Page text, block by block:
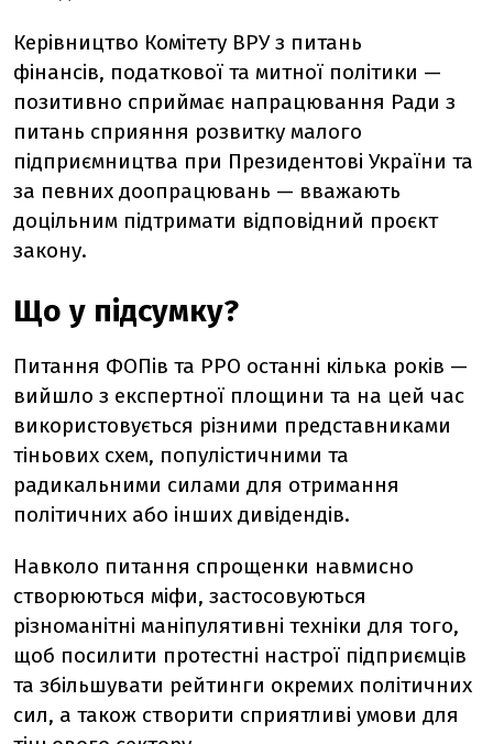
Керівництво Комітету ВРУ з питань
фінансів, податкової та митної політики —
позитивно сприймає напрацювання Ради з
питань сприяння розвитку малого
підприємництва при Президентові України та
за певних доопрацювань — вважають
доцільним підтримати відповідний проєкт
закону.
Що у підсумку?
Питання ФОПів та РРО останні кілька років —
вийшло з експертної площини та на цей час
використовується різними представниками
тіньових схем, популістичними та
радикальними силами для отримання
політичних або інших дивідендів.
Навколо питання спрощенки навмисно
створюються міфи, застосовуються
різноманітні маніпулятивні техніки для того,
щоб посилити протестні настрої підприємців
та збільшувати рейтинги окремих політичних
сил, а також створити сприятливі умови для